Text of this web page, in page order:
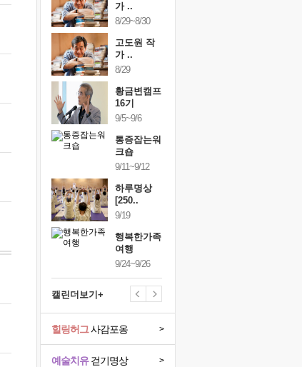
가 ..
8/29~8/30
고도원 작
가 ..
8/29
황금변캠프
16기
9/5~9/6
통증잡는워
크숍
9/11~9/12
하루명상
[250..
9/19
행복한가족
여행
9/24~9/26
캘린더보기+
예술치유걷기명상 >
힐링허그사감포옹 >